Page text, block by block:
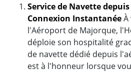
Service de Navette
Connexion InstantanéeÀ
l'Aéroport de Majorque,
déploie son hospitalité
de navette dédié depuis
est à l'honneur lorsque